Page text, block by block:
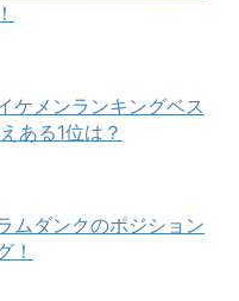
ケメンランキングベス
ある1位は？
ムダンクのポジション
！